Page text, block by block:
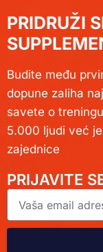
PRIDRUŽI
Budite među
dopune zaliha
savete o
5.000 ljudi već
zajednice
PRIJAVITE